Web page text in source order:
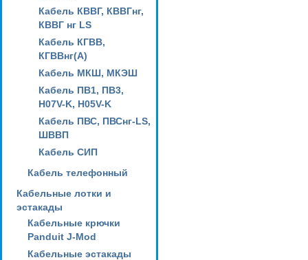
Кабель КВВГ, КВВГнг,
КВВГ нг LS
Кабель КГВВ,
КГВВнг(А)
Кабель МКШ, МКЭШ
Кабель ПВ1, ПВ3,
H07V-K, H05V-K
Кабель ПВС, ПВСнг-LS,
ШВВП
Кабель СИП
Кабель телефонный
Кабельные лотки и
эстакады
Кабельные крючки
Panduit J-Mod
Кабельные эстакады